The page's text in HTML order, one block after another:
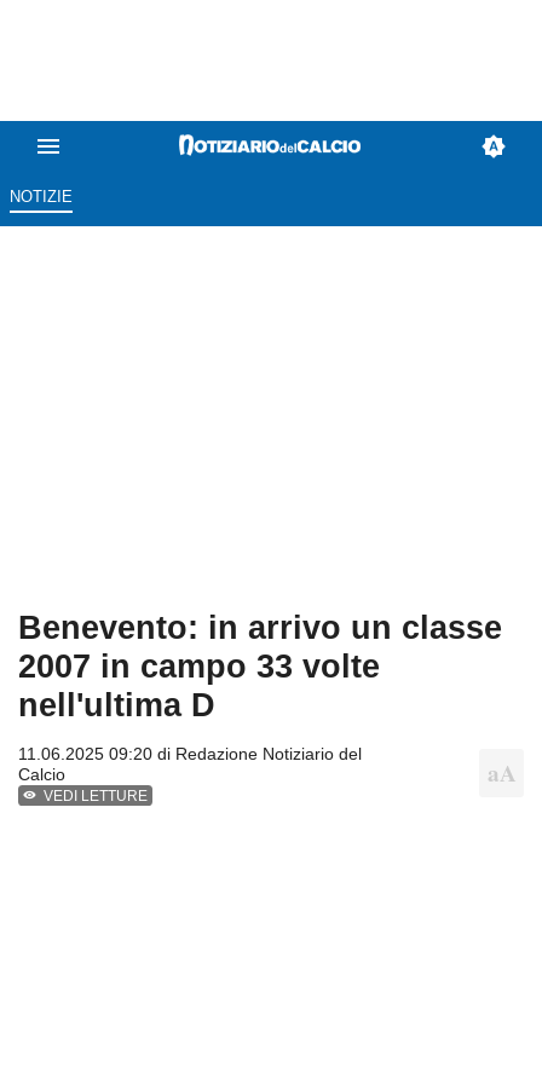
NOTIZIE
Benevento: in arrivo un classe
2007 in campo 33 volte
nell'ultima D
11.06.2025 09:20 di Redazione Notiziario del
Calcio
VEDI LETTURE